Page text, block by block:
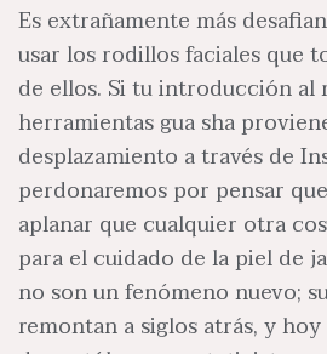
Es extrañamente más
usar los rodillos faciales que
de ellos. Si tu introducción al
herramientas gua sha
desplazamiento a través de
perdonaremos por pensar
aplanar que cualquier otra
para el cuidado de la piel de
no son un fenómeno nuevo;
remontan a siglos atrás, y